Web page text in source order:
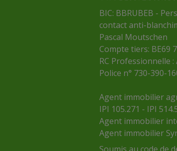
BIC: BBRUBEB -
contact anti-
Pascal Moutschen
Compte tiers: BE69
RC Professionnelle :
Police n° 730-390-
Agent immobilier
IPI 105.271 - IPI
Agent immobilier
Agent immobilier